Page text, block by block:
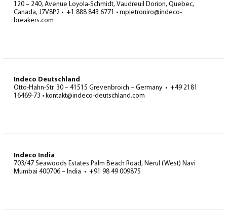
120 – 240, Avenue Loyola-Schmidt, Vaudreuil Dorion, Quebec,
Canada, J7V8P2 • +1 888 843 6771 • mpietroniro@indeco-
breakers.com
Indeco Deutschland
Otto-Hahn-Str. 30 – 41515 Grevenbroich – Germany • +49 2181
16469-73 • kontakt@indeco-deutschland.com
Indeco India
703/47 Seawoods Estates Palm Beach Road, Nerul (West) Navi
Mumbai 400706 – India • +91 98 49 009875